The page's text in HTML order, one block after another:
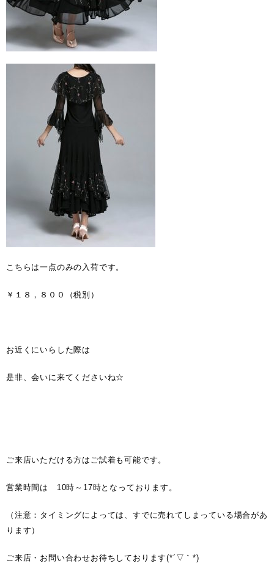
こちらは一点のみの入荷です。
￥１８，８００（税別）
お近くにいらした際は
是非、会いに来てくださいね☆
ご来店いただける方はご試着も可能です。
営業時間は 10時～17時となっております。
（注意：タイミングによっては、すでに売れてしまっている場合があ
ります）
ご来店・お問い合わせお待ちしております(*´▽｀*)